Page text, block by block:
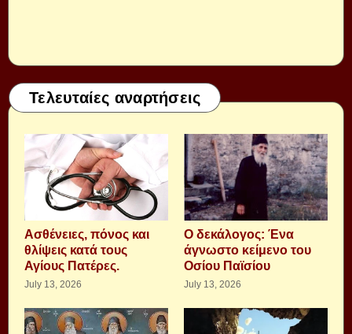
Τελευταίες αναρτήσεις
Aσθένειες, πόνος και
θλίψεις κατά τους
Αγίους Πατέρες.
July 13, 2026
Ο δεκάλογος: Ένα
άγνωστο κείμενο του
Οσίου Παϊσίου
July 13, 2026